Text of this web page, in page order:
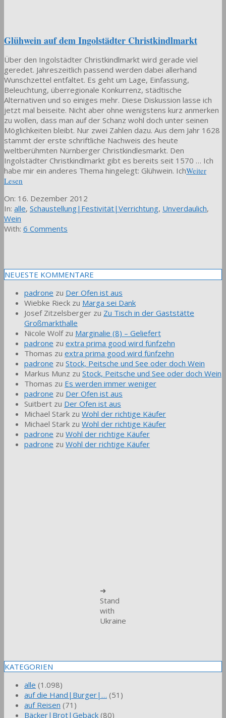
Glühwein auf dem Ingolstädter Christkindlmarkt
Über den Ingolstädter Christkindlmarkt wird gerade viel
geredet. Jahreszeitlich passend werden dabei allerhand
Wunschzettel entfaltet. Es geht um Lage, Einfassung,
Beleuchtung, überregionale Konkurrenz, städtische
Alternativen und so einiges mehr. Diese Diskussion lasse ich
jetzt mal beiseite. Nicht aber ohne wenigstens kurz anmerken
zu wollen, dass man auf der Schanz wohl doch unter seinen
Möglichkeiten bleibt. Nur zwei Zahlen dazu. Aus dem Jahr 1628
stammt der erste schriftliche Nachweis des heute
weltberühmten Nürnberger Christkindlesmarkt. Den
Ingolstädter Christkindlmarkt gibt es bereits seit 1570 … Ich
habe mir ein anderes Thema hingelegt: Glühwein. IchWeiter
Lesen
2012-
12-
16
On: 16. Dezember 2012
In: alle, Schaustellung|Festivität|Verrichtung, Unverdaulich,
Wein
With: 6 Comments
NEUESTE KOMMENTARE
padrone zu Der Ofen ist aus
Wiebke Rieck zu Marga sei Dank
Josef Zitzelsberger zu Zu Tisch in der Gaststätte
Großmarkthalle
Nicole Wolfzu Marginalie (8) – Geliefert
padrone zu extra prima good wird fünfzehn
Thomas zu extra prima good wird fünfzehn
padrone zu Stock, Peitsche und See oder doch Wein
Markus Munz zu Stock, Peitsche und See oder doch Wein
Thomas zu Es werden immer weniger
padrone zu Der Ofen ist aus
Suitbert zu Der Ofen ist aus
Michael Stark zu Wohl der richtige Käufer
Michael Stark zu Wohl der richtige Käufer
padrone zu Wohl der richtige Käufer
padrone zu Wohl der richtige Käufer
➜
Stand
with
Ukraine
KATEGORIEN
alle (1.098)
auf die Hand|Burger|… (51)
auf Reisen (71)
Bäcker|Brot|Gebäck (80)